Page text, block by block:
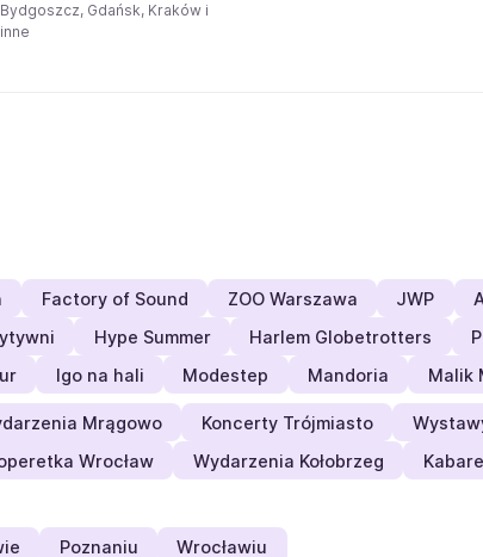
Bydgoszcz, Gdańsk, Kraków i
inne
Factory of Sound ZOO Warszawa JWP
Hype Summer Harlem Globetrotters
Igo na hali Modestep Mandoria Malik
Mrągowo Koncerty Trójmiasto
Wrocław Wydarzenia Kołobrzeg
Poznaniu Wrocławiu